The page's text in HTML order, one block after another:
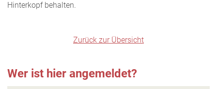
Hinterkopf behalten.
Zurück zur Übersicht
Wer ist hier angemeldet?